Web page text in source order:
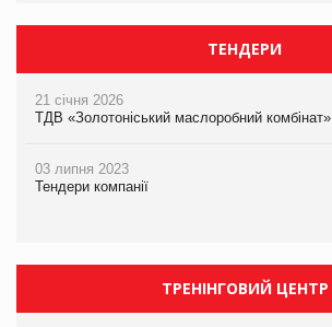
ТЕНДЕРИ
21 січня 2026
ТДВ «Золотоніський маслоробний комбінат»
03 липня 2023
Тендери компанії
ТРЕНІНГОВИЙ ЦЕНТР